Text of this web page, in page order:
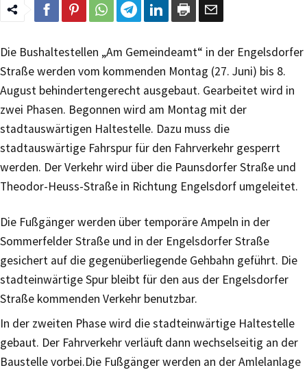
Die Bushaltestellen „Am Gemeindeamt“ in der Engelsdorfer
Straße werden vom kommenden Montag (27. Juni) bis 8.
August behindertengerecht ausgebaut. Gearbeitet wird in
zwei Phasen. Begonnen wird am Montag mit der
stadtauswärtigen Haltestelle. Dazu muss die
stadtauswärtige Fahrspur für den Fahrverkehr gesperrt
werden. Der Verkehr wird über die Paunsdorfer Straße und
Theodor-Heuss-Straße in Richtung Engelsdorf umgeleitet.
Die Fußgänger werden über temporäre Ampeln in der
Sommerfelder Straße und in der Engelsdorfer Straße
gesichert auf die gegenüberliegende Gehbahn geführt. Die
stadteinwärtige Spur bleibt für den aus der Engelsdorfer
Straße kommenden Verkehr benutzbar.
In der zweiten Phase wird die stadteinwärtige Haltestelle
gebaut. Der Fahrverkehr verläuft dann wechselseitig an der
Baustelle vorbei.Die Fußgänger werden an der Amlelanlage